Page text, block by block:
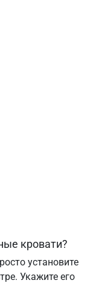
кровати?
установите
Укажите его